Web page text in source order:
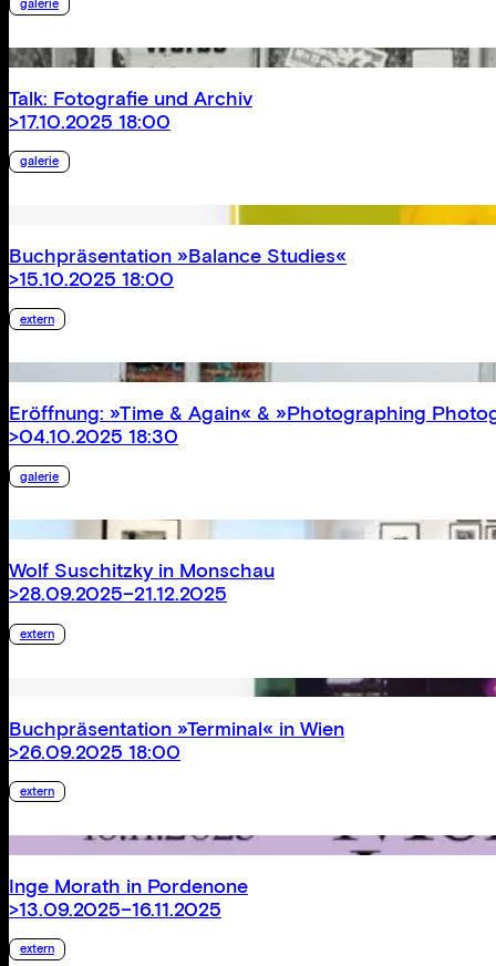
galerie
Talk: Fotografie und Archiv
>17.10.2025 18:00
galerie
Buchpräsentation »Balance Studies«
>15.10.2025 18:00
extern
Eröffnung: »Time & Again« & »Photographing
>04.10.2025 18:30
galerie
Wolf Suschitzky in Monschau
>28.09.2025–21.12.2025
extern
Buchpräsentation »Terminal« in Wien
>26.09.2025 18:00
extern
Inge Morath in Pordenone
>13.09.2025–16.11.2025
extern